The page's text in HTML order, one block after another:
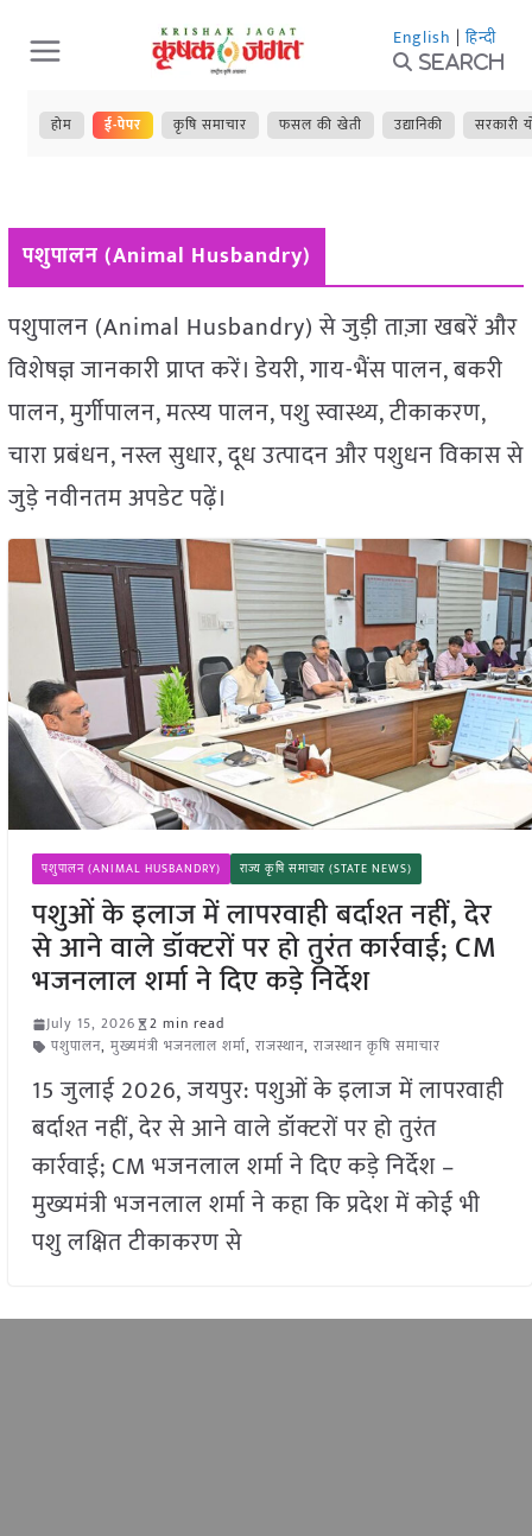
Skip
to
content
English | हिन्दी
Search
होम ई-पेपर कृषि समाचार फसल की खेती उद्यानिकी सरकारी
पशुपालन (Animal Husbandry)
पशुपालन (Animal Husbandry) से जुड़ी ताज़ा खबरें और
विशेषज्ञ जानकारी प्राप्त करें। डेयरी, गाय-भैंस पालन, बकरी
पालन, मुर्गीपालन, मत्स्य पालन, पशु स्वास्थ्य, टीकाकरण,
चारा प्रबंधन, नस्ल सुधार, दूध उत्पादन और पशुधन विकास से
जुड़े नवीनतम अपडेट पढ़ें।
पशुपालन (ANIMAL HUSBANDRY) राज्य कृषि समाचार (STATE NEWS)
पशुओं के इलाज में लापरवाही बर्दाश्त नहीं, देर
से आने वाले डॉक्टरों पर हो तुरंत कार्रवाई; CM
भजनलाल शर्मा ने दिए कड़े निर्देश
July 15, 2026
2 min read
पशुपालन, मुख्यमंत्री भजनलाल शर्मा, राजस्थान, राजस्थान कृषि समाचार
15 जुलाई 2026, जयपुर: पशुओं के इलाज में लापरवाही
बर्दाश्त नहीं, देर से आने वाले डॉक्टरों पर हो तुरंत
कार्रवाई; CM भजनलाल शर्मा ने दिए कड़े निर्देश –
मुख्यमंत्री भजनलाल शर्मा ने कहा कि प्रदेश में कोई भी
पशु लक्षित टीकाकरण से